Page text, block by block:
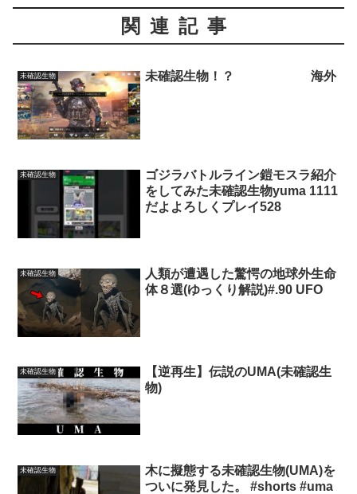
関連記事
未確認生物 未確認生物！？ 海外
未確認生物
ゴジラバトルライン鎧モスラ紹介
をしてみた未確認生物yuma 1111
だよよろしくプレイ528
未確認生物
人類が遭遇した驚愕の地球外生命
体８選(ゆっくり解説)#.90 UFO
未確認生物
【逆再生】伝説のUMA(未確認生
物)
未確認生物
木に擬態する未確認生物(UMA)を
ついに発見した。 #shorts #uma